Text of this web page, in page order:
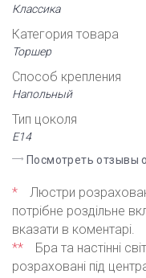
Классика
Категория товара
Торшер
Способ крепления
Напольный
Тип цоколя
Е14
Посмотреть отзывы
*
Люстри
потрібне роздільне
вказати в коментарі.
**
Бра та настінні
розраховані під